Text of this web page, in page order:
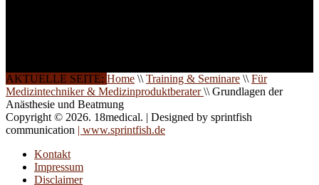
AKTUELLE SEITE: Home \\ Training & Seminare \\ Für
Medizintechniker & Medizinproduktberater\\ Grundlagen der
Anästhesie und Beatmung
Copyright © 2026. 18medical. | Designed by sprintfish
communication | www.sprintfish.de
Kontakt
Impressum
Disclaimer